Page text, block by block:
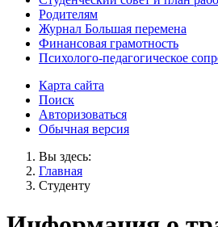
Родителям
Журнал Большая перемена
Финансовая грамотность
Психолого-педагогическое
Карта сайта
Поиск
Авторизоваться
Обычная версия
Вы здесь:
Главная
Студенту